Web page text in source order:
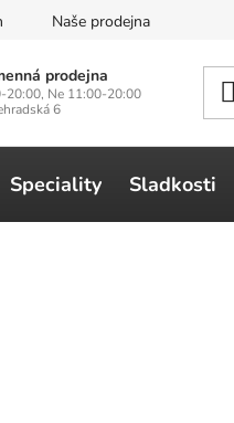
Naše prodejna
prodejna
20:00, Ne 11:00-20:00
6
Speciality Sladkosti